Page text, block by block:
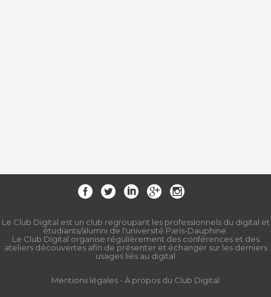
Le Club Digital est un club regroupant les professionnels du digital et
étudiants/alumni de l'université Paris-Dauphine.
Le Club Digital organise régulièrement des conférences et des
ateliers découvertes afin de présenter et échanger sur les derniers
usages liés au digital
Mentions légales - À propos du Club Digital